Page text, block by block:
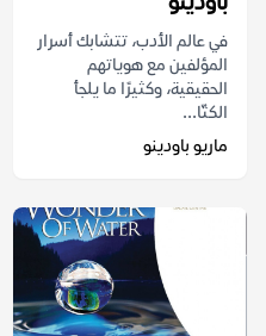
في عالم الأدب، تتشابك أسرار
المؤلفين مع هوياتهم
الحقيقية، وكثيرًا ما يلجأ
الكتّا...
ماريو باودينو